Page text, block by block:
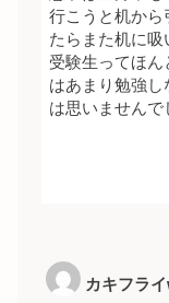
行こうと机から
たらまた机に吸
受験生ってほ
はあまり勉強し
は思いませんで
カキフラ